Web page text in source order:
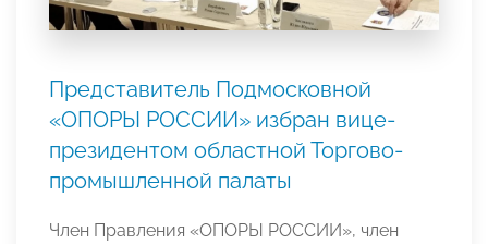
Представитель Подмосковной
«ОПОРЫ РОССИИ» избран вице-
президентом областной Торгово-
промышленной палаты
Член Правления «ОПОРЫ РОССИИ», член